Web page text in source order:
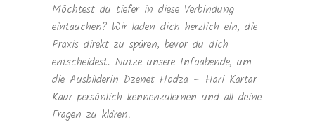
Möchtest du tiefer in diese Verbindung
eintauchen? Wir laden dich herzlich ein, die
Praxis direkt zu spüren, bevor du dich
entscheidest. Nutze unsere Infoabende, um
die Ausbilderin Dzenet Hodza – Hari Kartar
Kaur persönlich kennenzulernen und all deine
Fragen zu klären.